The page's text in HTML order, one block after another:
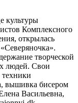
культуры
Комплексного
открылась
творческой
людей. Свои
вышивка бисером
Васильевна,